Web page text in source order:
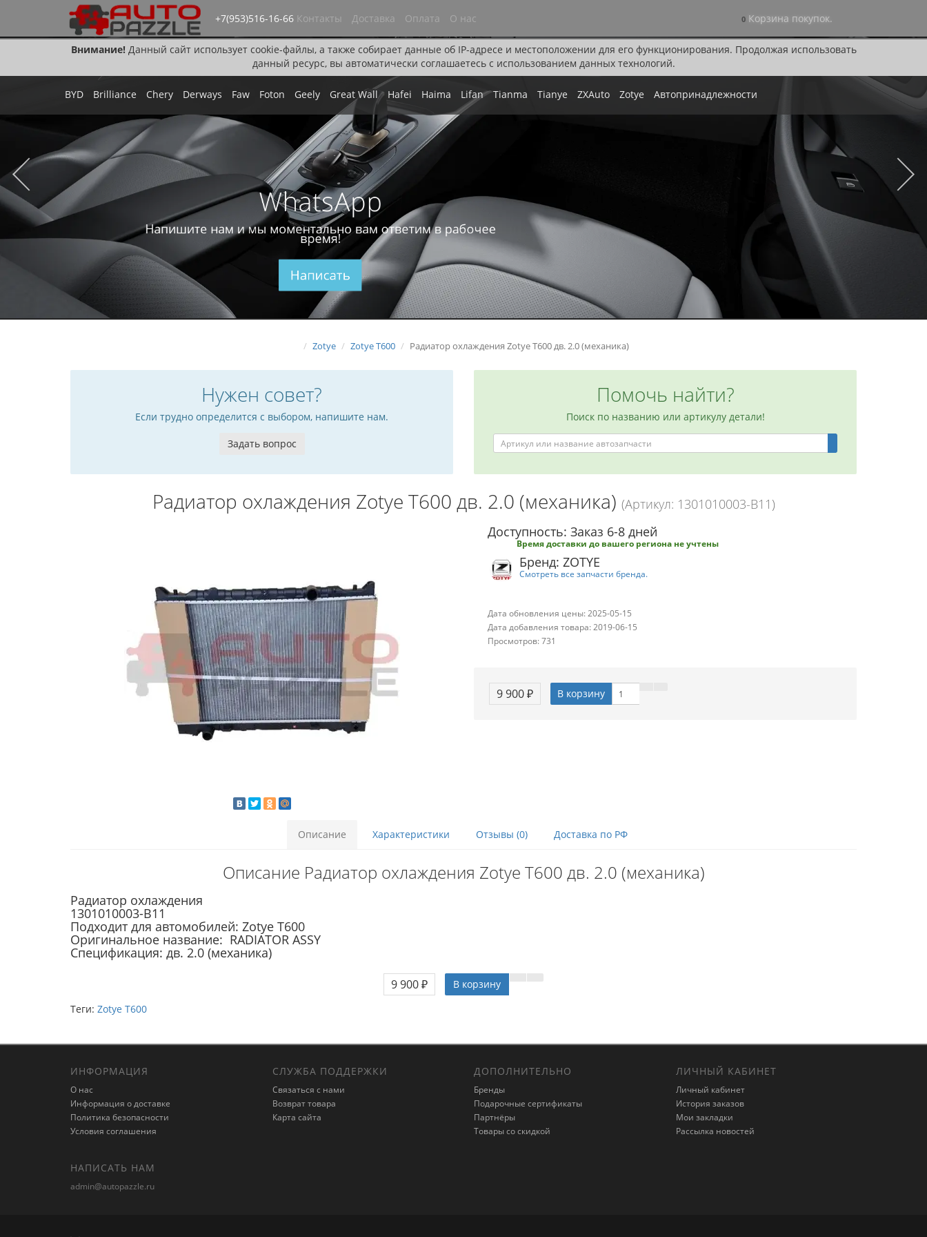
Внимание!Данный сайт использует cookie-файлы, а также собирает данные об IP-адресе и местоположении для его функционирования. Продолжая использовать
данный ресурс, вы автоматически соглашаетесь с использованием данных технологий.
+7(953)516-16-66 Контакты Доставка Оплата О нас 0 Корзина покупок.
BYD Brilliance Chery Derways Faw Foton Geely Great Wall Hafei Haima Lifan Tianma Tianye ZXAuto Zotye Автопринадлежности
WhatsApp
Напишите нам и мы моментально вам ответим в рабочее
время!
Написать
Zotye Zotye T600 Радиатор охлаждения Zotye T600 дв. 2.0 (механика)
Нужен совет?
Если трудно определится с выбором, напишите нам.
Задать вопрос
Помочь найти?
Поиск по названию или артикулу детали!
Радиатор охлаждения Zotye T600 дв. 2.0 (механика) (Артикул: 1301010003-B11)
Доступность: Заказ 6-8 дней
Время доставки до вашего региона не учтены
Бренд: ZOTYE
Смотреть все запчасти бренда.
Дата обновления цены: 2025-05-15
Дата добавления товара: 2019-06-15
Просмотров: 731
9 900 ₽ В корзину
Описание Характеристики Отзывы (0) Доставка по РФ
Описание Радиатор охлаждения Zotye T600 дв. 2.0 (механика)
Радиатор охлаждения
1301010003-B11
Подходит для автомобилей: Zotye T600
Оригинальное название: RADIATOR ASSY
Спецификация: дв. 2.0 (механика)
9 900 ₽
В корзину
Теги: Zotye T600
ИНФОРМАЦИЯ
О нас
Информация о доставке
Политика безопасности
Условия соглашения
СЛУЖБА ПОДДЕРЖКИ
Связаться с нами
Возврат товара
Карта сайта
ДОПОЛНИТЕЛЬНО
Бренды
Подарочные сертификаты
Партнёры
Товары со скидкой
ЛИЧНЫЙ КАБИНЕТ
Личный кабинет
История заказов
Мои закладки
Рассылка новостей
НАПИСАТЬ НАМ
admin@autopazzle.ru